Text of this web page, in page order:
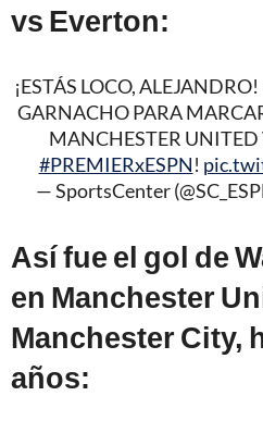
vs Everton:
¡ESTÁS LOCO,
GARNACHO PARA
MANCHESTER UNITED
#PREMIERxESPN!
— SportsCenter
Así fue el gol de
en Manchester
Manchester City,
años: